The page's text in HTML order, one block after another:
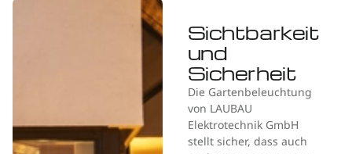
Sichtbarkeit
und
Sicherheit
Die Gartenbeleuchtung
von LAUBAU
Elektrotechnik GmbH
stellt sicher, dass auch